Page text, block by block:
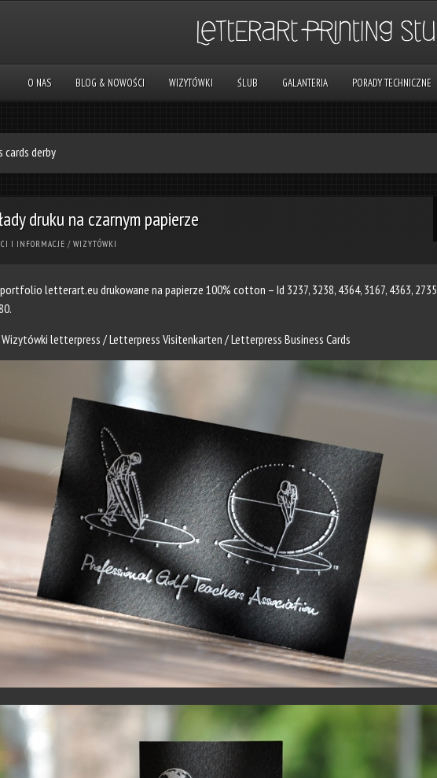
O NAS BLOG & NOWOŚCI WIZYTÓWKI ŚLUB GALANTERIA PORADY TECHNICZNE
cards derby
druku na czarnym papierze
I INFORMACJE / WIZYTÓWKI
portfolio letterart.eu drukowane na papierze 100% cotton – Id 3237, 3238, 4364, 3167, 4363, 2735
Wizytówki letterpress /Letterpress Visitenkarten /Letterpress Business Cards